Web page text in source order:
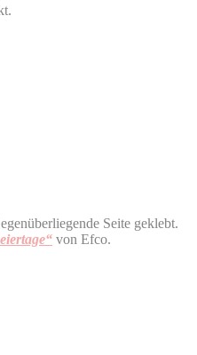
Seite geklebt.
von Efco.